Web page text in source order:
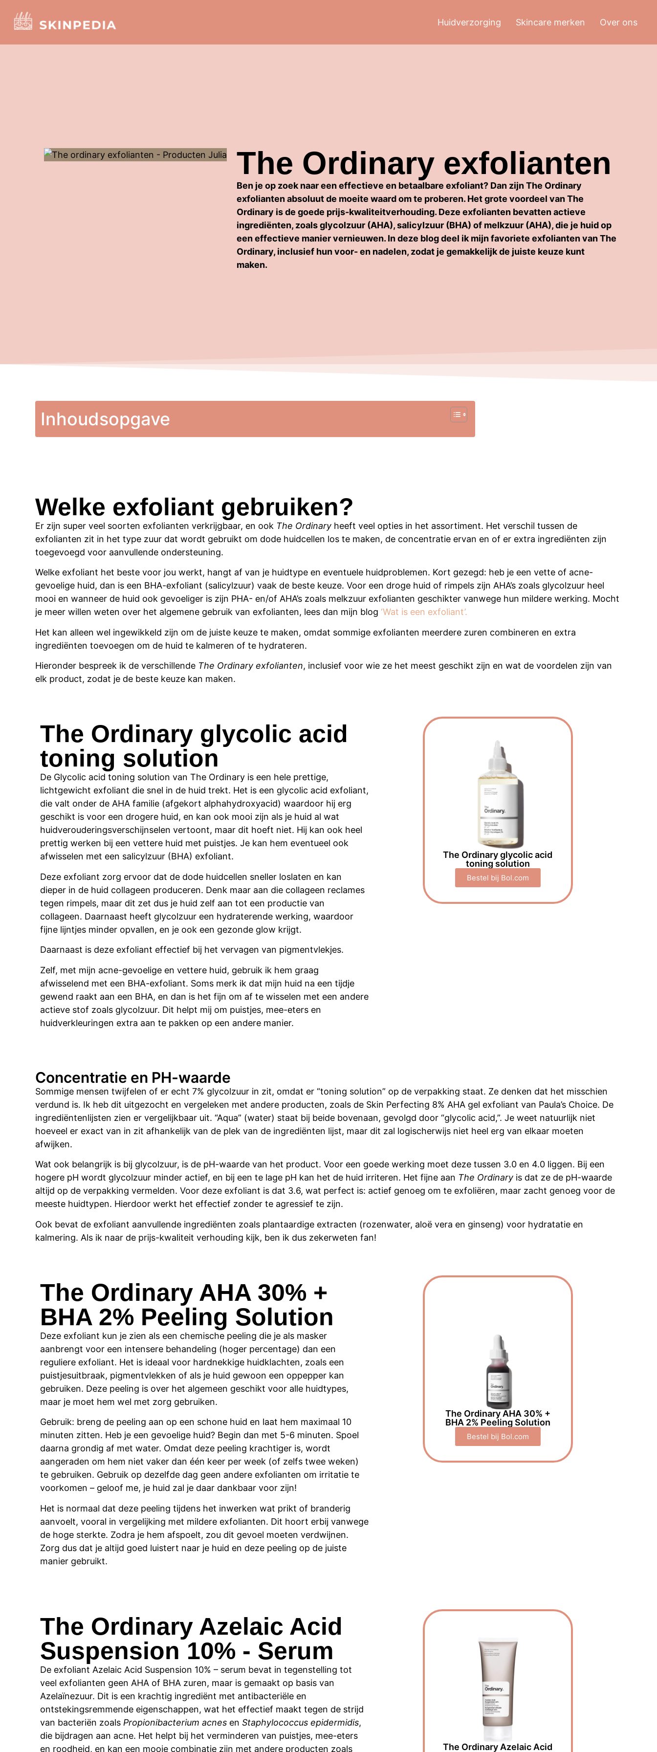
Huidverzorging Skincare merken Over ons
The Ordinary exfolianten
Ben je op zoek naar een effectieve en betaalbare exfoliant? Dan zijn The Ordinary
exfolianten absoluut de moeite waard om te proberen. Het grote voordeel van The
Ordinary is de goede prijs-kwaliteitverhouding. Deze exfolianten bevatten actieve
ingrediënten, zoals glycolzuur (AHA), salicylzuur (BHA) of melkzuur (AHA), die je huid op
een effectieve manier vernieuwen. In deze blog deel ik mijn favoriete exfolianten van The
Ordinary, inclusief hun voor- en nadelen, zodat je gemakkelijk de juiste keuze kunt
maken.
Inhoudsopgave
Welke exfoliant gebruiken?
Er zijn super veel soorten exfolianten verkrijgbaar, en ook The Ordinary heeft veel opties in het assortiment. Het verschil tussen de
exfolianten zit in het type zuur dat wordt gebruikt om dode huidcellen los te maken, de concentratie ervan en of er extra ingrediënten zijn
toegevoegd voor aanvullende ondersteuning.
Welke exfoliant het beste voor jou werkt, hangt af van je huidtype en eventuele huidproblemen. Kort gezegd: heb je een vette of acne-
gevoelige huid, dan is een BHA-exfoliant (salicylzuur) vaak de beste keuze. Voor een droge huid of rimpels zijn AHA’s zoals glycolzuur heel
mooi en wanneer de huid ook gevoeliger is zijn PHA- en/of AHA’s zoals melkzuur exfolianten geschikter vanwege hun mildere werking. Mocht
je meer willen weten over het algemene gebruik van exfolianten, lees dan mijn blog ‘Wat is een exfoliant’.
Het kan alleen wel ingewikkeld zijn om de juiste keuze te maken, omdat sommige exfolianten meerdere zuren combineren en extra
ingrediënten toevoegen om de huid te kalmeren of te hydrateren.
Hieronder bespreek ik de verschillende The Ordinary exfolianten, inclusief voor wie ze het meest geschikt zijn en wat de voordelen zijn van
elk product, zodat je de beste keuze kan maken.
The Ordinary glycolic acid
toning solution
De Glycolic acid toning solution van The Ordinary is een hele prettige,
lichtgewicht exfoliant die snel in de huid trekt. Het is een glycolic acid exfoliant,
die valt onder de AHA familie (afgekort alphahydroxyacid) waardoor hij erg
geschikt is voor een drogere huid, en kan ook mooi zijn als je huid al wat
huidverouderingsverschijnselen vertoont, maar dit hoeft niet. Hij kan ook heel
prettig werken bij een vettere huid met puistjes. Je kan hem eventueel ook
afwisselen met een salicylzuur (BHA) exfoliant.
Deze exfoliant zorg ervoor dat de dode huidcellen sneller loslaten en kan
dieper in de huid collageen produceren. Denk maar aan die collageen reclames
tegen rimpels, maar dit zet dus je huid zelf aan tot een productie van
collageen. Daarnaast heeft glycolzuur een hydraterende werking, waardoor
fijne lijntjes minder opvallen, en je ook een gezonde glow krijgt.
Daarnaast is deze exfoliant effectief bij het vervagen van pigmentvlekjes.
Zelf, met mijn acne-gevoelige en vettere huid, gebruik ik hem graag
afwisselend met een BHA-exfoliant. Soms merk ik dat mijn huid na een tijdje
gewend raakt aan een BHA, en dan is het fijn om af te wisselen met een andere
actieve stof zoals glycolzuur. Dit helpt mij om puistjes, mee-eters en
huidverkleuringen extra aan te pakken op een andere manier.
The Ordinary glycolic acid
toning solution
Bestel bij Bol.com
Concentratie en PH-waarde
Sommige mensen twijfelen of er echt 7% glycolzuur in zit, omdat er “toning solution” op de verpakking staat. Ze denken dat het misschien
verdund is. Ik heb dit uitgezocht en vergeleken met andere producten, zoals de Skin Perfecting 8% AHA gel exfoliant van Paula’s Choice. De
ingrediëntenlijsten zien er vergelijkbaar uit. “Aqua” (water) staat bij beide bovenaan, gevolgd door “glycolic acid,”. Je weet natuurlijk niet
hoeveel er exact van in zit afhankelijk van de plek van de ingrediënten lijst, maar dit zal logischerwijs niet heel erg van elkaar moeten
afwijken.
Wat ook belangrijk is bij glycolzuur, is de pH-waarde van het product. Voor een goede werking moet deze tussen 3.0 en 4.0 liggen. Bij een
hogere pH wordt glycolzuur minder actief, en bij een te lage pH kan het de huid irriteren. Het fijne aan The Ordinary is dat ze de pH-waarde
altijd op de verpakking vermelden. Voor deze exfoliant is dat 3.6, wat perfect is: actief genoeg om te exfoliëren, maar zacht genoeg voor de
meeste huidtypen. Hierdoor werkt het effectief zonder te agressief te zijn.
Ook bevat de exfoliant aanvullende ingrediënten zoals plantaardige extracten (rozenwater, aloë vera en ginseng) voor hydratatie en
kalmering. Als ik naar de prijs-kwaliteit verhouding kijk, ben ik dus zekerweten fan!
The Ordinary AHA 30% +
BHA 2% Peeling Solution
Deze exfoliant kun je zien als een chemische peeling die je als masker
aanbrengt voor een intensere behandeling (hoger percentage) dan een
reguliere exfoliant. Het is ideaal voor hardnekkige huidklachten, zoals een
puistjesuitbraak, pigmentvlekken of als je huid gewoon een oppepper kan
gebruiken. Deze peeling is over het algemeen geschikt voor alle huidtypes,
maar je moet hem wel met zorg gebruiken.
Gebruik: breng de peeling aan op een schone huid en laat hem maximaal 10
minuten zitten. Heb je een gevoelige huid? Begin dan met 5-6 minuten. Spoel
daarna grondig af met water. Omdat deze peeling krachtiger is, wordt
aangeraden om hem niet vaker dan één keer per week (of zelfs twee weken)
te gebruiken. Gebruik op dezelfde dag geen andere exfolianten om irritatie te
voorkomen – geloof me, je huid zal je daar dankbaar voor zijn!
Het is normaal dat deze peeling tijdens het inwerken wat prikt of branderig
aanvoelt, vooral in vergelijking met mildere exfolianten. Dit hoort erbij vanwege
de hoge sterkte. Zodra je hem afspoelt, zou dit gevoel moeten verdwijnen.
Zorg dus dat je altijd goed luistert naar je huid en deze peeling op de juiste
manier gebruikt.
The Ordinary AHA 30% +
BHA 2% Peeling Solution
Bestel bij Bol.com
The Ordinary Azelaic Acid
Suspension 10% - Serum
De exfoliant Azelaic Acid Suspension 10% – serum bevat in tegenstelling tot
veel exfolianten geen AHA of BHA zuren, maar is gemaakt op basis van
Azelaïnezuur. Dit is een krachtig ingrediënt met antibacteriële en
ontstekingsremmende eigenschappen, wat het effectief maakt tegen de strijd
van bacteriën zoals Propionibacterium acnes en Staphylococcus epidermidis,
die bijdragen aan acne. Het helpt bij het verminderen van puistjes, mee-eters
en roodheid, en kan een mooie combinatie zijn met andere producten zoals
The Ordinary Azelaic Acid